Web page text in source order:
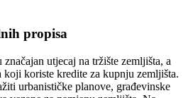
propisa
utjecaj na tržište zemljišta, a
koriste kredite za kupnju zemljišta.
urbanističke planove, građevinske